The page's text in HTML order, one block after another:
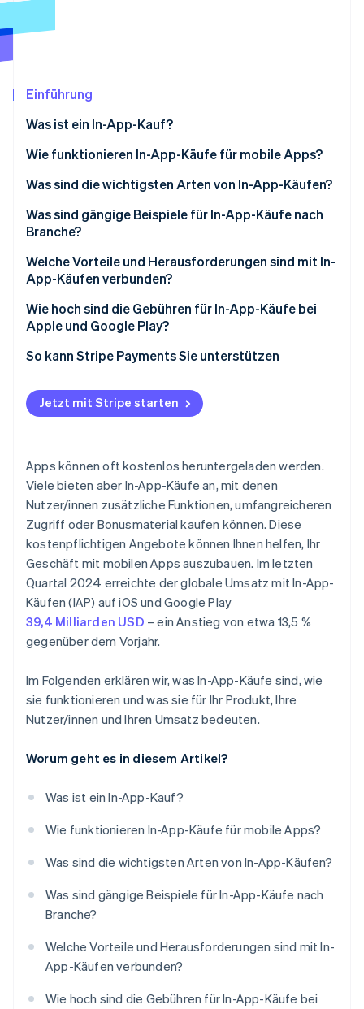
Betrugsprävention
Atlas
Online-Identitätsprüfung
Stripe-Sessions 2026
Einführung
Was ist ein In-App-Kauf?
Wie funktionieren In-App-Käufe für mobile Apps?
Was sind die wichtigsten Arten von In-App-Käufen?
Was sind gängige Beispiele für In-App-Käufe nach
Branche?
Welche Vorteile und Herausforderungen sind mit In-
App-Käufen verbunden?
Vorteile von IAPs
Herausforderungen von IAPs
Wie hoch sind die Gebühren für In-App-Käufe bei
Apple und Google Play?
Apple App Store-Gebühren
Google Play Store-Gebühren
So kann Stripe Payments Sie unterstützen
Jetzt mit Stripe starten
Apps können oft kostenlos heruntergeladen werden.
Viele bieten aber In-App-Käufe an, mit denen
Nutzer/innen zusätzliche Funktionen, umfangreicheren
Zugriff oder Bonusmaterial kaufen können. Diese
kostenpflichtigen Angebote können Ihnen helfen, Ihr
Geschäft mit mobilen Apps auszubauen. Im letzten
Quartal 2024 erreichte der globale Umsatz mit In-App-
Käufen (IAP) auf iOS und Google Play
39,4 Milliarden USD – ein Anstieg von etwa 13,5 %
gegenüber dem Vorjahr.
Im Folgenden erklären wir, was In-App-Käufe sind, wie
sie funktionieren und was sie für Ihr Produkt, Ihre
Nutzer/innen und Ihren Umsatz bedeuten.
Worum geht es in diesem Artikel?
Was ist ein In-App-Kauf?
Wie funktionieren In-App-Käufe für mobile Apps?
Was sind die wichtigsten Arten von In-App-Käufen?
Was sind gängige Beispiele für In-App-Käufe nach
Branche?
Welche Vorteile und Herausforderungen sind mit In-
App-Käufen verbunden?
Wie hoch sind die Gebühren für In-App-Käufe bei